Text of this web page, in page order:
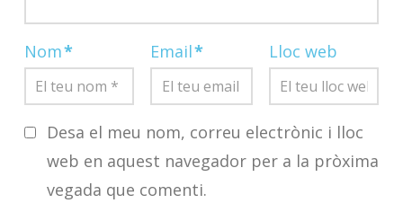
Nom* Email* Lloc web
Desa el meu nom, correu electrònic i lloc
web en aquest navegador per a la pròxima
vegada que comenti.